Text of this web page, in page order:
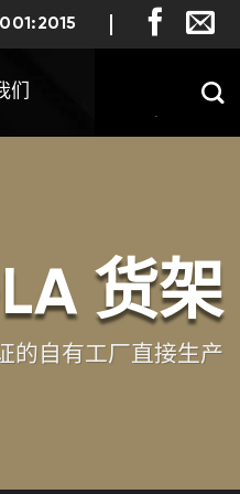
们
货架
的自有工厂直接生产